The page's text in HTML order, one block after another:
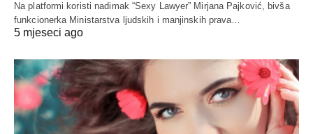
Na platformi koristi nadimak “Sexy Lawyer” Mirjana Pajković, bivša
funkcionerka Ministarstva ljudskih i manjinskih prava…
5 mjeseci ago